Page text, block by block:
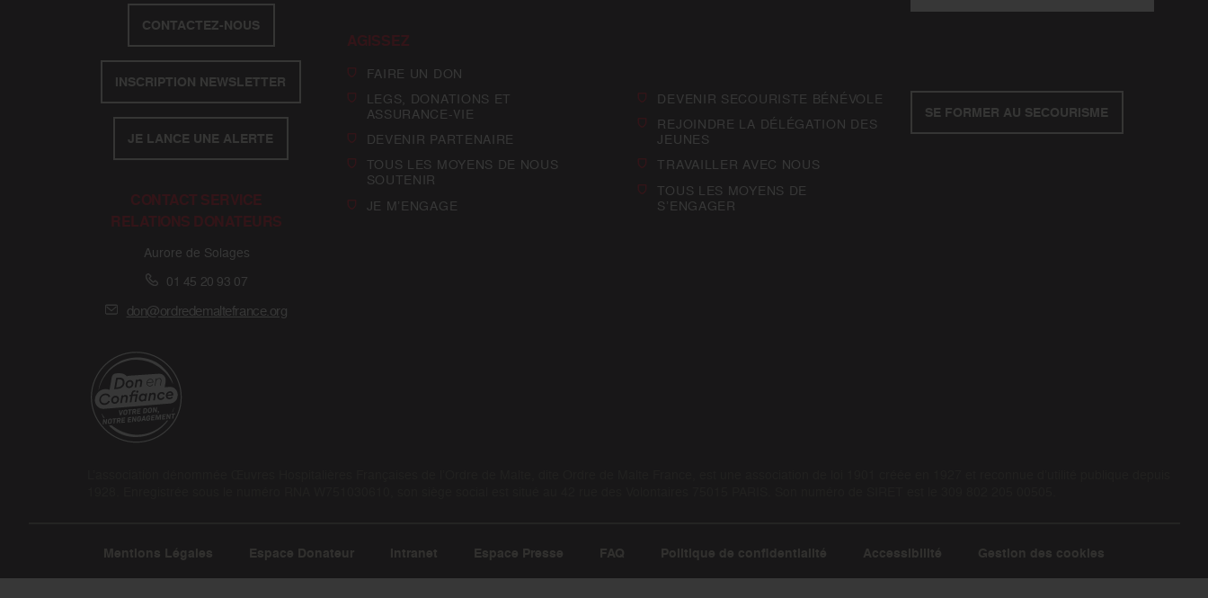
CONTACTEZ-NOUS
INSCRIPTION NEWSLETTER
JE LANCE UNE ALERTE
CONTACT SERVICE
RELATIONS DONATEURS
Aurore de Solages
01 45 20 93 07
don@ordredemaltefrance.org
AGISSEZ
FAIRE UN DON
LEGS, DONATIONS ET
ASSURANCE-VIE
DEVENIR PARTENAIRE
TOUS LES MOYENS DE NOUS
SOUTENIR
JE M’ENGAGE
DEVENIR SECOURISTE BÉNÉVOLE
REJOINDRE LA DÉLÉGATION DES
JEUNES
TRAVAILLER AVEC NOUS
TOUS LES MOYENS DE
S’ENGAGER
SE FORMER AU SECOURISME
Mentions Légales Espace Donateur Intranet Espace Presse FAQ Politique de confidentialité Accessibilité Gestion des cookies